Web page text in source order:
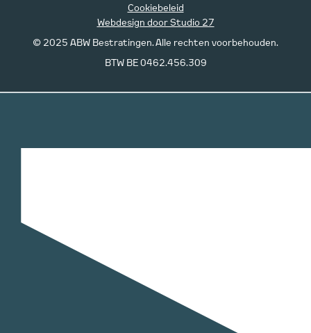
© 2025 ABW Bestratingen. Alle rechten voorbehouden.
BTW BE 0462.456.309
Cookiebeleid
Webdesign door Studio 27